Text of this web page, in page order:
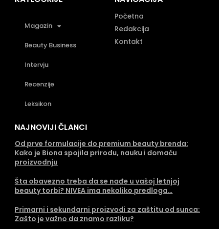
Magazin
Beauty Business
Intervju
Recenzije
Leksikon
Početna
Redakcija
Kontakt
NAJNOVIJI ČLANCI
Od prve formulacije do premium beauty brenda:
Kako je Biona spojila prirodu, nauku i domaću
proizvodnju
Šta obavezno treba da se nađe u vašoj letnjoj
beauty torbi? NIVEA ima nekoliko predloga…
Primarni i sekundarni proizvodi za zaštitu od sunca:
Zašto je važno da znamo razliku?